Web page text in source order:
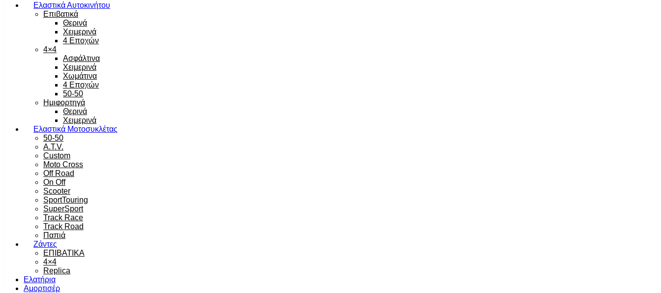
Ελαστικά Αυτοκινήτου
Επιβατικά
Θερινά
Χειμερινά
4 Εποχών
4×4
Ασφάλτινα
Χειμερινά
Χωμάτινα
4 Εποχών
50-50
Ημιφορτηγά
Θερινά
Χειμερινά
Ελαστικά Μοτοσυκλέτας
50-50
A.T.V.
Custom
Moto Cross
Off Road
On Off
Scooter
SportTouring
SuperSport
Track Race
Track Road
Παπιά
Ζάντες
ΕΠΙΒΑΤΙΚΑ
4×4
Replica
Ελατήρια
Αμορτισέρ